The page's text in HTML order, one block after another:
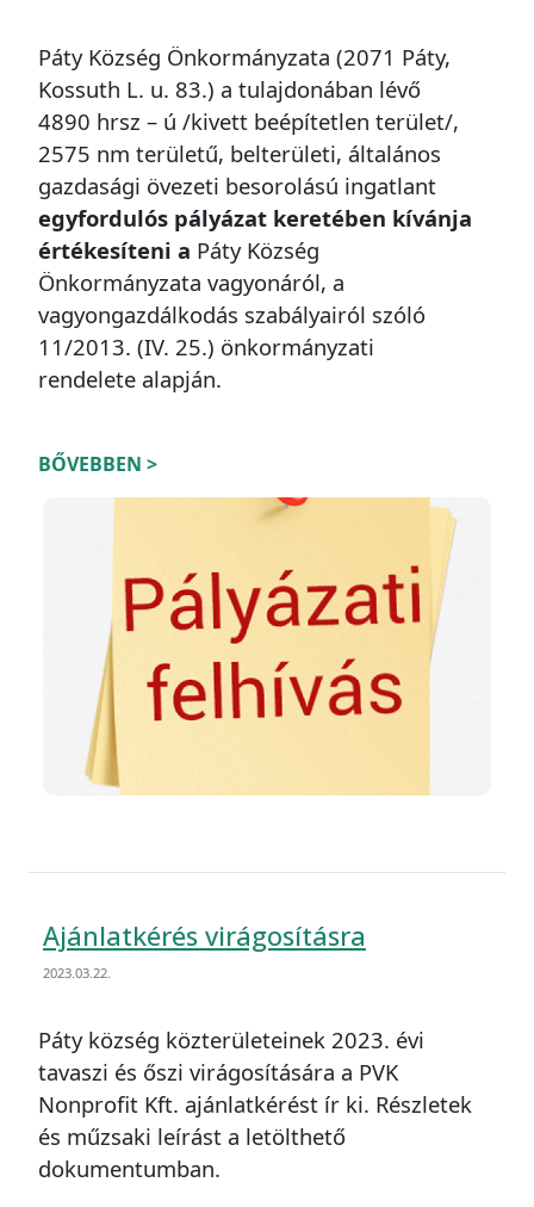
Páty Község Önkormányzata (2071 Páty,
Kossuth L. u. 83.) a tulajdonában lévő
4890 hrsz – ú /kivett beépítetlen terület/,
2575 nm területű, belterületi, általános
gazdasági övezeti besorolású ingatlant
egyfordulós pályázat keretében kívánja
értékesíteni a Páty Község
Önkormányzata vagyonáról, a
vagyongazdálkodás szabályairól szóló
11/2013. (IV. 25.) önkormányzati
rendelete alapján.
BŐVEBBEN >
Ajánlatkérés virágosításra
2023.03.22.
Páty község közterületeinek 2023. évi
tavaszi és őszi virágosítására a PVK
Nonprofit Kft. ajánlatkérést ír ki. Részletek
és műzsaki leírást a letölthető
dokumentumban.